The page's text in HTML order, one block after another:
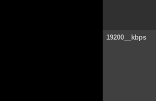
19200__kbps